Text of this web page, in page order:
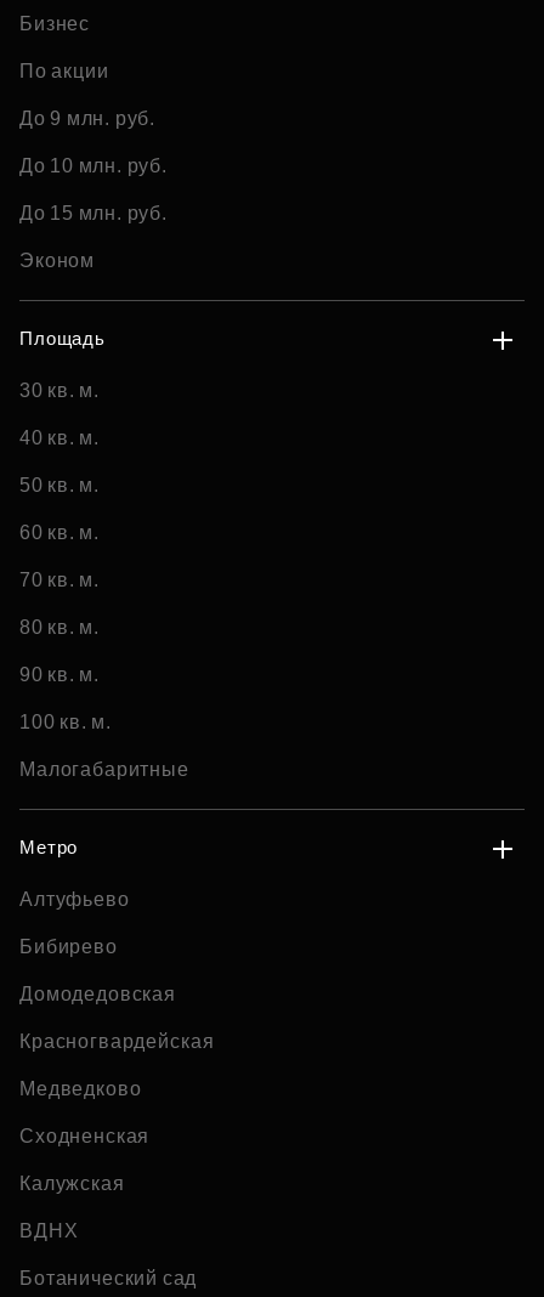
Бизнес
По акции
До 9 млн. руб.
До 10 млн. руб.
До 15 млн. руб.
Эконом
Площадь
30 кв. м.
40 кв. м.
50 кв. м.
60 кв. м.
70 кв. м.
80 кв. м.
90 кв. м.
100 кв. м.
Малогабаритные
Метро
Алтуфьево
Бибирево
Домодедовская
Красногвардейская
Медведково
Сходненская
Калужская
ВДНХ
Ботанический сад